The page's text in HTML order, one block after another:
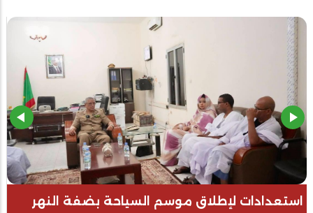
استعدادات لإطلاق موسم السياحة بضفة النهر